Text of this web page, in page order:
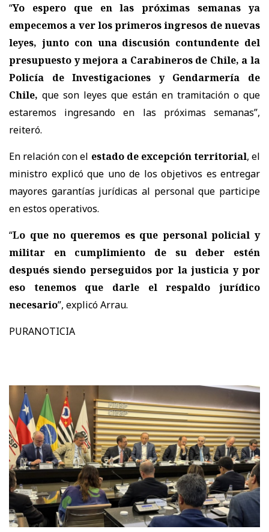
“Yo espero que en las próximas semanas ya
empecemos a ver los primeros ingresos de nuevas
leyes, junto con una discusión contundente del
presupuesto y mejora a Carabineros de Chile, a la
Policía de Investigaciones y Gendarmería de
Chile, que son leyes que están en tramitación o que
estaremos ingresando en las próximas semanas”,
reiteró.
En relación con el estado de excepción territorial, el
ministro explicó que uno de los objetivos es entregar
mayores garantías jurídicas al personal que participe
en estos operativos.
“Lo que no queremos es que personal policial y
militar en cumplimiento de su deber estén
después siendo perseguidos por la justicia y por
eso tenemos que darle el respaldo jurídico
necesario”, explicó Arrau.
PURANOTICIA